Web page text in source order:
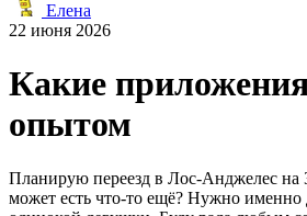
Елена
22 июня 2026
Какие
опытом
Планирую переезд в Лос-Анджелес на
может есть что-то ещё? Нужно